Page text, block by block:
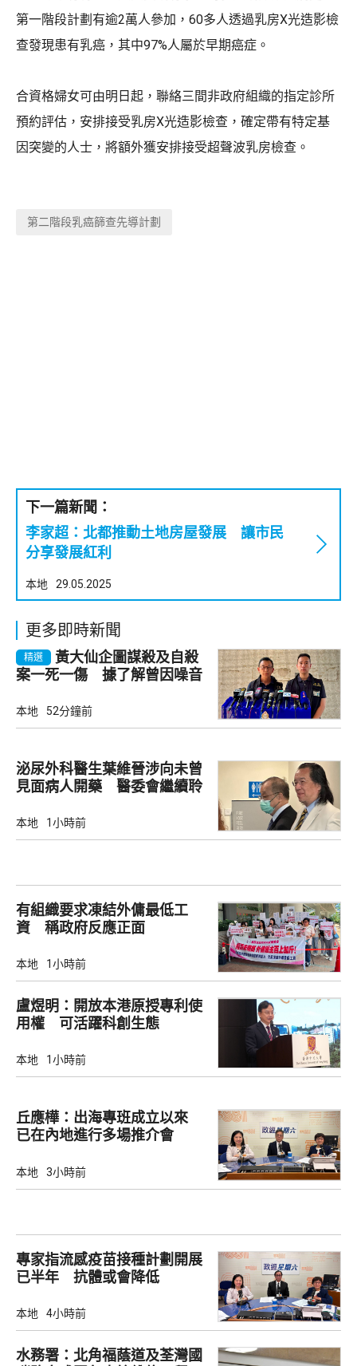
第一階段計劃有逾2萬人參加，60多人透過乳房X光造影檢
查發現患有乳癌，其中97%人屬於早期癌症。
合資格婦女可由明日起，聯絡三間非政府組織的指定診所
預約評估，安排接受乳房X光造影檢查，確定帶有特定基
因突變的人士，將額外獲安排接受超聲波乳房檢查。
第二階段乳癌篩查先導計劃
下一篇新聞：
李家超：北都推動土地房屋發展 讓市民
分享發展紅利
本地 29.05.2025
更多即時新聞
精選
黃大仙企圖謀殺及自殺
案一死一傷 據了解曾因噪音
本地 52分鐘前
泌尿外科醫生葉維晉涉向未曾
見面病人開藥 醫委會繼續聆
本地 1小時前
有組織要求凍結外傭最低工
資 稱政府反應正面
本地 1小時前
盧煜明：開放本港原授專利使
用權 可活躍科創生態
本地 1小時前
丘應樺：出海專班成立以來
已在內地進行多場推介會
本地 3小時前
專家指流感疫苗接種計劃開展
已半年 抗體或會降低
本地 4小時前
水務署：北角福蔭道及荃灣國